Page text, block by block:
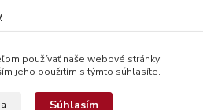
používať naše webové stránky
jeho použitím s týmto súhlasíte.
Súhlasím